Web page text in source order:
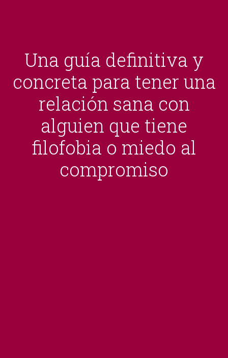
Una guía definitiva y
concreta para tener una
relación sana con
alguien que tiene
filofobia o miedo al
compromiso